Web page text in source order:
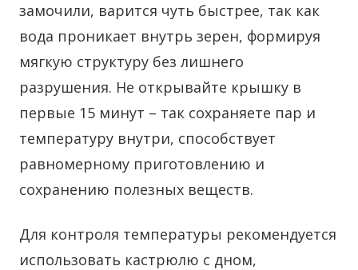
замочили, варится чуть быстрее, так как
вода проникает внутрь зерен, формируя
мягкую структуру без лишнего
разрушения. Не открывайте крышку в
первые 15 минут – так сохраняете пар и
температуру внутри, способствует
равномерному приготовлению и
сохранению полезных веществ.
Для контроля температуры рекомендуется
использовать кастрюлю с дном,